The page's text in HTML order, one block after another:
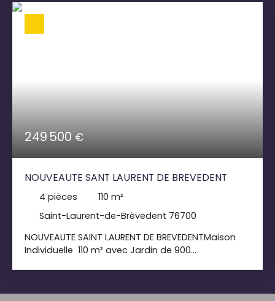
249 500€
NOUVEAUTE SANT LAURENT DE BREVEDENT
4 pièces 110 m²
Saint-Laurent-de-Brèvedent 76700
NOUVEAUTE SAINT LAURENT DE BREVEDENTMaison
Individuelle 110 m² avec Jardin de 900